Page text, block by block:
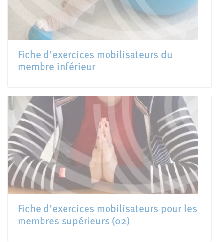
Fiche d’exercices mobilisateurs du
membre inférieur
Fiche d’exercices mobilisateurs pour les
membres supérieurs (02)